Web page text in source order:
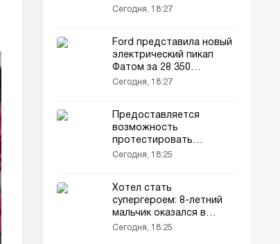
Сегодня, 18:27
Ford представила новый
электрический пикап
Фатом за 28 350
долларов
Сегодня, 18:27
Предоставляется
возможность
протестировать
электромобили нового
Сегодня, 18:25
Хотел стать
супергероем: 8-летний
мальчик оказался в
больнице после укуса
Сегодня, 18:25